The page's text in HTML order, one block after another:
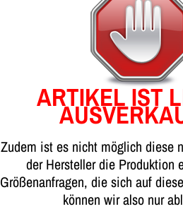
ARTIKEL IST
Zudem ist es nicht möglich diese
der Hersteller die Produktion
Größenanfragen, die sich auf
können wir also nur